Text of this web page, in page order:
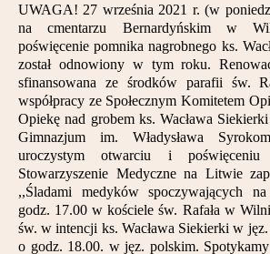
Aktualności
Książka
Moneta
Cegiełki
Rossa
Trasy
Darczyńcy
UWAGA! 27 września 2021 r. (w
na cmentarzu Bernardyńskim w
poświęcenie pomnika nagrobnego ks.
został odnowiony w tym roku.
sfinansowana ze środków parafii św.
współpracy ze Społecznym Komitetem
Opiekę nad grobem ks. Wacława
Gimnazjum im. Władysława
uroczystym otwarciu i poświęceniu
Stowarzyszenie Medyczne na Litwie
,,Śladami medyków spoczywających na
godz. 17.00 w kościele św. Rafała w
św. w intencji ks. Wacława Siekierki w
o godz. 18.00. w jęz. polskim.